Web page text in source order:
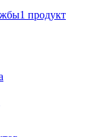
1 продукт